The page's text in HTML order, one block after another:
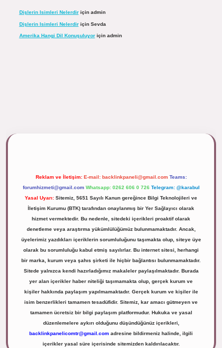
Dişlerin Isimleri Nelerdiriçin admin
Dişlerin Isimleri Nelerdiriçin Sevda
Amerika Hangi Dil Konuşuluyoriçin admin
Reklam ve İletişim: E-mail: backlinkpaneli@gmail.com Teams:
forumhizmeti@gmail.com Whatsapp: 0262 606 0 726 Telegram: @karabul
Yasal Uyarı: Sitemiz, 5651 Sayılı Kanun gereğince Bilgi Teknolojileri ve
İletişim Kurumu (BTK) tarafından onaylanmış bir Yer Sağlayıcı olarak
hizmet vermektedir. Bu nedenle, sitedeki içerikleri proaktif olarak
denetleme veya araştırma yükümlülüğümüz bulunmamaktadır. Ancak,
üyelerimiz yazdıkları içeriklerin sorumluluğunu taşımakta olup, siteye üye
olarak bu sorumluluğu kabul etmiş sayılırlar. Bu internet sitesi, herhangi
bir marka, kurum veya şahıs şirketi ile hiçbir bağlantısı bulunmamaktadır.
Sitede yalnızca kendi hazırladığımız makaleler paylaşılmaktadır. Burada
yer alan içerikler haber niteliği taşımamakta olup, gerçek kurum ve
kişiler hakkında paylaşım yapılmamaktadır. Gerçek kurum ve kişiler ile
isim benzerlikleri tamamen tesadüfidir. Sitemiz, kar amacı gütmeyen ve
tamamen ücretsiz bir bilgi paylaşım platformudur. Hukuka ve yasal
düzenlemelere aykırı olduğunu düşündüğünüz içerikleri,
backlinkpanelicomtr@gmail.com adresine bildirmeniz halinde, ilgili
içerikler yasal süre içerisinde sitemizden kaldırılacaktır.